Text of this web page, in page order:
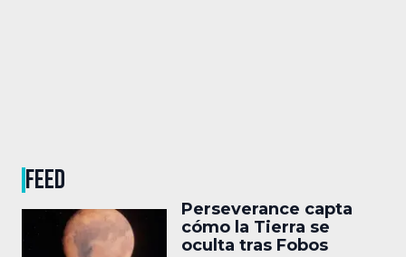
FEED
Perseverance capta
cómo la Tierra se
oculta tras Fobos